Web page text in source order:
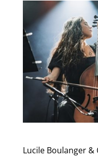
Lucile Boulanger &